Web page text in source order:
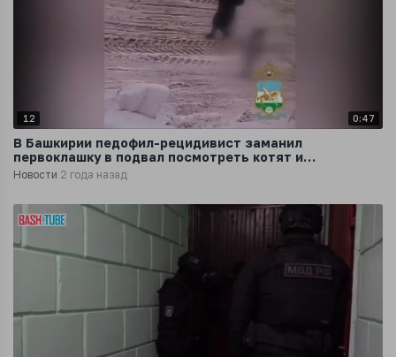
12 0:47
В Башкирии педофил-рецидивист заманил
первоклашку в подвал посмотреть котят и
изнасиловал
Новости 2 года назад